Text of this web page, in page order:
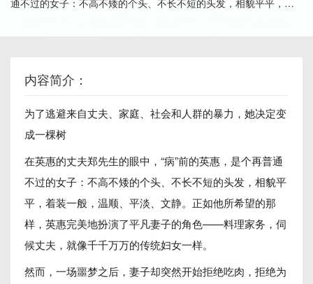
通不过的女子：不高不矮的个头、不长不短的头发，相貌平平，着
内容简介：
为了逃避来自丈夫、家庭、社会和人群的暴力，她决定变
成一棵树
在英惠的丈夫郑先生的眼中，“病”前的英惠，是个再普通
不过的女子：不高不矮的个头、不长不短的头发，相貌平
平，着装一般，温顺、平淡、文静。正如他所希望的那
样，英惠完美地扮演了平凡妻子的角色——料理家务，伺
候丈夫，就像千千万万的传统妇女一样。
然而，一场噩梦之后，妻子却突然开始拒绝吃肉，拒绝为